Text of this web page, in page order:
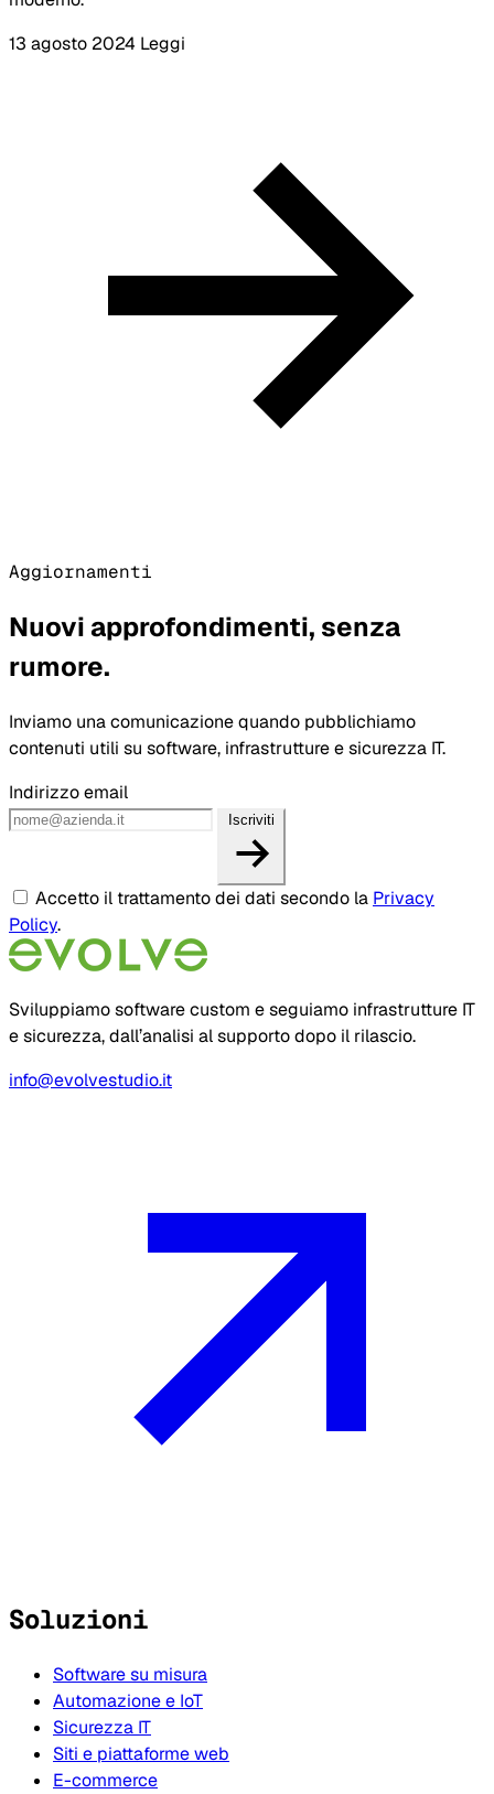
13 agosto 2024 Leggi
Aggiornamenti
Nuovi approfondimenti, senza
rumore.
Inviamo una comunicazione quando pubblichiamo
contenuti utili su software, infrastrutture e sicurezza IT.
Indirizzo email
Iscriviti
Accetto il trattamento dei dati secondo la Privacy
Policy.
Sviluppiamo software custom e seguiamo infrastrutture IT
e sicurezza, dall’analisi al supporto dopo il rilascio.
info@evolvestudio.it
Soluzioni
Software su misura
Automazione e IoT
Sicurezza IT
Siti e piattaforme web
E-commerce